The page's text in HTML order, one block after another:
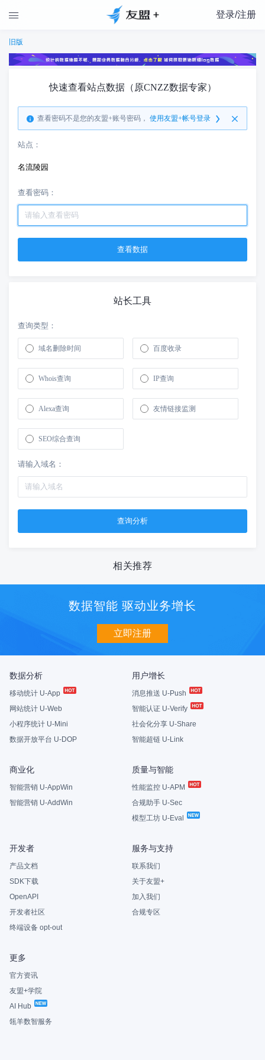
 登录/注册
旧版
快速查看站点数据（原CNZZ数据专家）
查看密码不是您的友盟+账号密码， 使用友盟+帐号登录
站点：
名流陵园
查看密码：
站长工具
查询类型：
域名删除时间 百度收录
Whois查询 IP查询
Alexa查询 友情链接监测
SEO综合查询
请输入域名：
相关推荐
数据智能 驱动业务增长
立即注册
数据分析
移动统计 U-App
网站统计 U-Web
小程序统计 U-Mini
数据开放平台 U-DOP
用户增长
消息推送 U-Push
智能认证 U-Verify
社会化分享 U-Share
智能超链 U-Link
商业化
智能营销 U-AppWin
智能营销 U-AddWin
质量与智能
性能监控 U-APM
合规助手 U-Sec
模型工坊 U-Eval
开发者
产品文档
SDK下载
OpenAPI
开发者社区
终端设备 opt-out
服务与支持
联系我们
关于友盟+
加入我们
合规专区
更多
官方资讯
友盟+学院
AI Hub
瓴羊数智服务